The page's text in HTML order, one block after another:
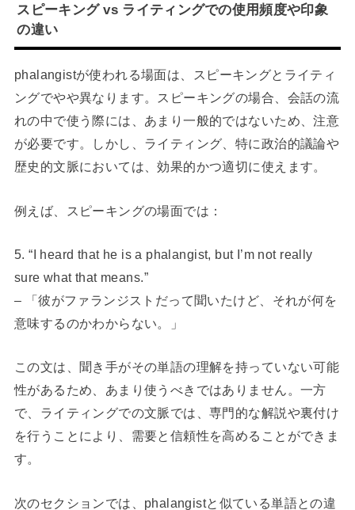
スピーキング vs ライティングでの使用頻度や印象
の違い
phalangistが使われる場面は、スピーキングとライティ
ングでやや異なります。スピーキングの場合、会話の流
れの中で使う際には、あまり一般的ではないため、注意
が必要です。しかし、ライティング、特に政治的議論や
歴史的文脈においては、効果的かつ適切に使えます。
例えば、スピーキングの場面では：
5. “I heard that he is a phalangist, but I’m not really
sure what that means.”
– 「彼がファランジストだって聞いたけど、それが何を
意味するのかわからない。」
この文は、聞き手がその単語の理解を持っていない可能
性があるため、あまり使うべきではありません。一方
で、ライティングでの文脈では、専門的な解説や裏付け
を行うことにより、需要と信頼性を高めることができま
す。
次のセクションでは、phalangistと似ている単語との違